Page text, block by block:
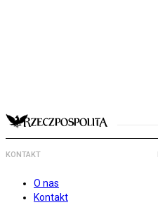
KONTAKT
O nas
Kontakt